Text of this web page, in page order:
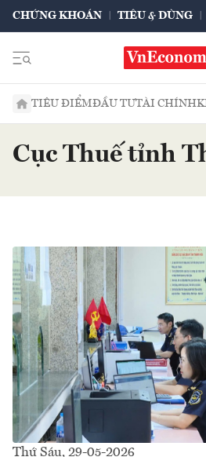
CHỨNG KHOÁN TIÊU & DÙNG
TIÊU ĐIỂMĐẦU TƯTÀI CHÍNH
Cục Thuế tỉnh
Thứ Sáu, 29-05-2026